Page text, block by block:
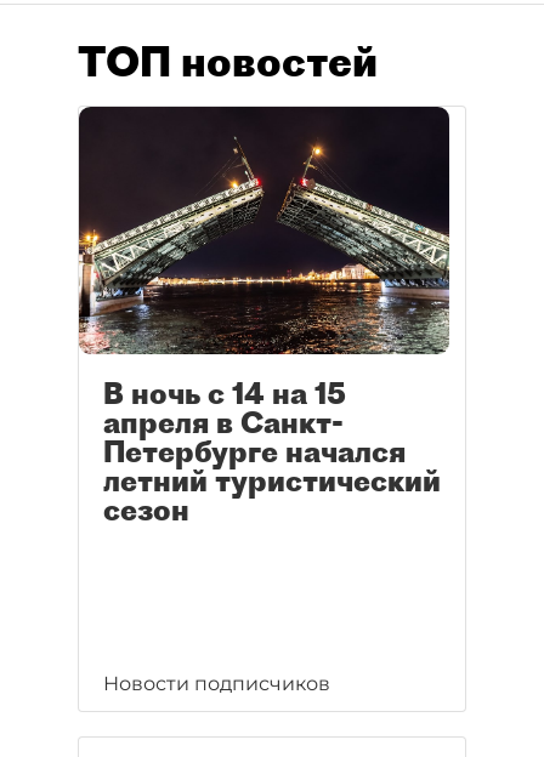
ТОП новостей
В ночь с 14 на 15
апреля в Санкт-
Петербурге начался
летний туристический
сезон
Новости подписчиков